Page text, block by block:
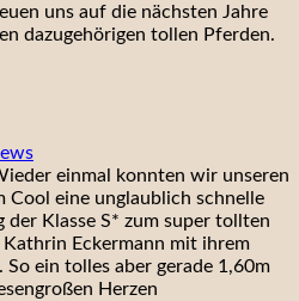
uns auf die nächsten Jahre
dazugehörigen tollen Pferden.
einmal konnten wir unseren
Cool eine unglaublich schnelle
der Klasse S* zum super tollten
Eckermann mit ihrem
ein tolles aber gerade 1,60m
Herzen